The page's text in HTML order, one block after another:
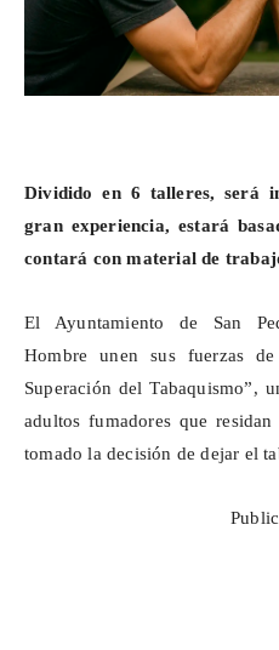
Dividido en 6 talleres, será
gran experiencia, estará
contará con material de
El Ayuntamiento de San
Hombre unen sus fuerzas
Superación del Tabaquismo”,
adultos fumadores que
tomado la decisión de dejar el